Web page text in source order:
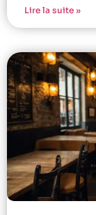
Lire la suite »